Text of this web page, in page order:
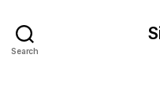
Search